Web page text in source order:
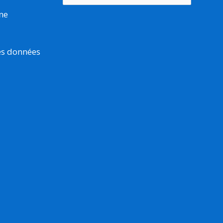
données